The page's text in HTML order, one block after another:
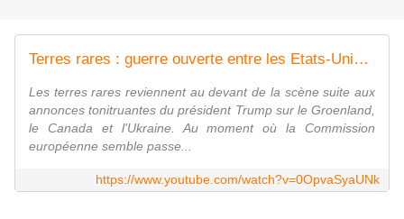
Terres rares : guerre ouverte entre les Etats-Unis et la Chine
Les terres rares reviennent au devant de la scène suite aux
annonces tonitruantes du président Trump sur le Groenland,
le Canada et l'Ukraine. Au moment où la Commission
européenne semble passe...
https://www.youtube.com/watch?v=0OpvaSyaUNk